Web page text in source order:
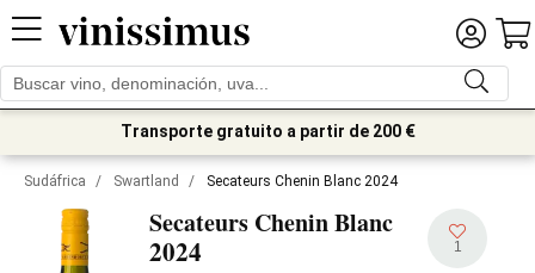
Transporte gratuito a partir de 200 €
Sudáfrica / Swartland / Secateurs Chenin Blanc 2024
Secateurs Chenin Blanc
2024 1